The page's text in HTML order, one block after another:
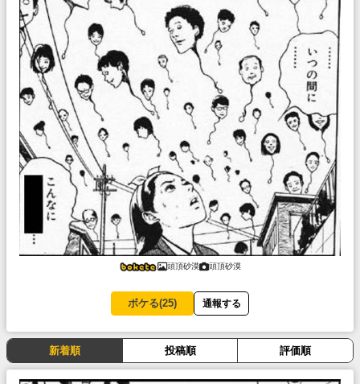
頭頂砂漠 頭頂砂漠
ボケる(25) 通報する
新着順 投稿順 評価順